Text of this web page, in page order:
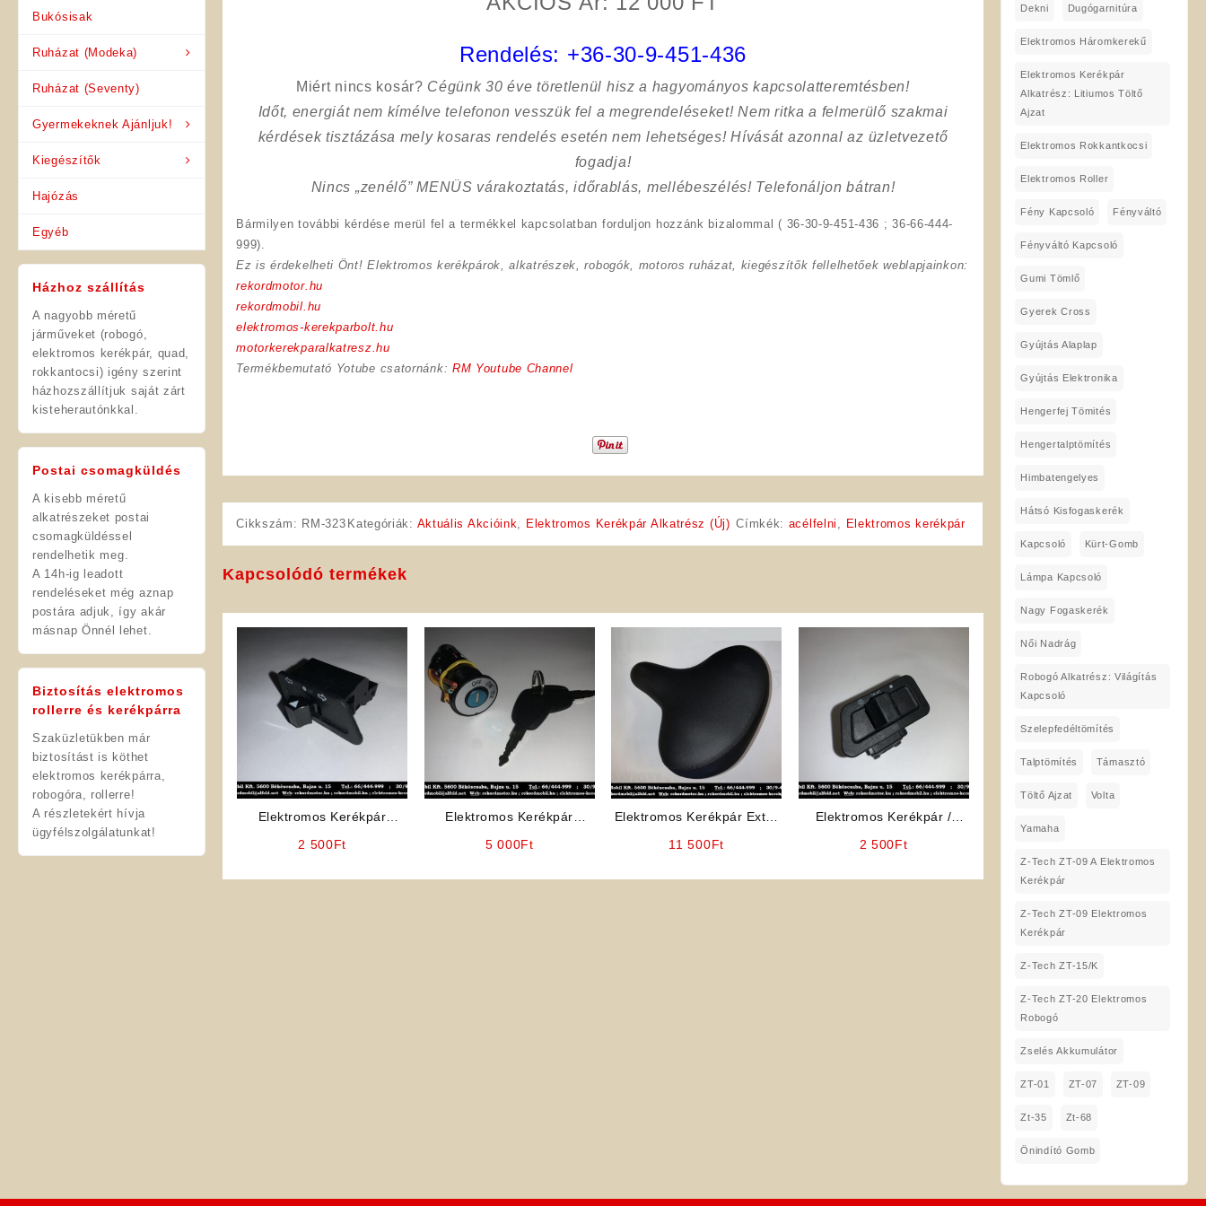
Bukósisak
Ruházat (Modeka)
Ruházat (Seventy)
Gyermekeknek Ajánljuk!
Kiegészítők
Hajózás
Egyéb
Házhoz szállítás
A nagyobb méretű
járműveket (robogó,
elektromos kerékpár, quad,
rokkantocsi) igény szerint
házhozszállítjuk saját zárt
kisteherautónkkal.
Postai csomagküldés
A kisebb méretű
alkatrészeket postai
csomagküldéssel
rendelhetik meg.
A 14h-ig leadott
rendeléseket még aznap
postára adjuk, így akár
másnap Önnél lehet.
Biztosítás elektromos
rollerre és kerékpárra
Szaküzletükben már
biztosítást is köthet
elektromos kerékpárra,
robogóra, rollerre!
A részletekért hívja
ügyfélszolgálatunkat!
Rendelés: +36-30-9-451-436
Miért nincs kosár? Cégünk 30 éve töretlenül hisz a hagyományos kapcsolatteremtésben!
Időt, energiát nem kímélvetelefonon vesszük fel a megrendeléseket! Nem ritka a felmerülő szakmai
kérdések tisztázása mely kosaras rendelés esetén nem lehetséges! Hívását azonnal az üzletvezető
fogadja!
Nincs „zenélő” MENÜS várakoztatás, időrablás, mellébeszélés! Telefonáljon bátran!
Bármilyen további kérdése merül fel a termékkel kapcsolatban forduljon hozzánk bizalommal ( 36-30-9-451-436 ; 36-66-444-
999).
Ez is érdekelheti Önt! Elektromos kerékpárok, alkatrészek, robogók, motoros ruházat, kiegészítők fellelhetőek weblapjainkon:
rekordmotor.hu
rekordmobil.hu
elektromos-kerekparbolt.hu
motorkerekparalkatresz.hu
Termékbemutató Yotube csatornánk: RM Youtube Channel
Cikkszám: RM-323 Kategóriák: Aktuális Akcióink, Elektromos Kerékpár Alkatrész (Új) Címkék: acélfelni , Elektromos kerékpár
Kapcsolódó termékek
Elektromos Kerékpár
2 500Ft
Elektromos Kerékpár
(Bepattintós „nagyfejű”)
5 000Ft
Elektromos Kerékpár Extra
11 500Ft
Elektromos Kerékpár /
kapcsoló
2 500Ft
Dekni Dugógarnitúra
Elektromos Háromkerekű
Elektromos Kerékpár
Alkatrész: Litiumos Töltő
Ajzat
Elektromos Rokkantkocsi
Elektromos Roller
Fény Kapcsoló Fényváltó
Fényváltó Kapcsoló
Gumi Tömlő
Gyerek Cross
Gyújtás Alaplap
Gyújtás Elektronika
Hengerfej Tömités
Hengertalptömítés
Himbatengelyes
Hátsó Kisfogaskerék
Kapcsoló Kürt-Gomb
Lámpa Kapcsoló
Nagy Fogaskerék
Női Nadrág
Robogó Alkatrész: Világítás
Kapcsoló
Szelepfedéltömítés
Talptömítés Támasztó
Töltő Ajzat Volta
Yamaha
Z-Tech ZT-09 A Elektromos
Kerékpár
Z-Tech ZT-09 Elektromos
Kerékpár
Z-Tech ZT-15/K
Z-Tech ZT-20 Elektromos
Robogó
Zselés Akkumulátor
ZT-01 ZT-07 ZT-09
Zt-35 Zt-68
Önindító Gomb